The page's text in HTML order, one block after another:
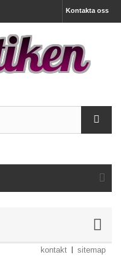
Kontakta oss
kontakt sitemap